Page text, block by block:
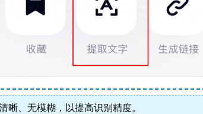
晰、无模糊，以提高识别精度。